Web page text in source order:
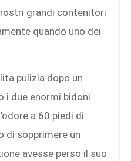
grandi contenitori
quando uno dei
pulizia dopo un
i due enormi bidoni
a 60 piedi di
di sopprimere un
avesse perso il suo